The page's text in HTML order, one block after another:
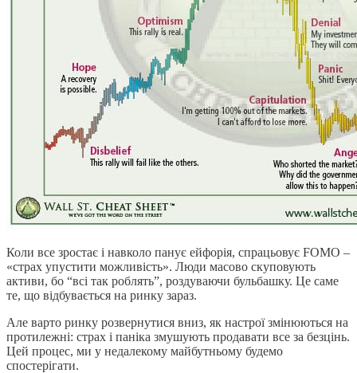
Коли все зростає і навколо панує ейфорія, спрацьовує FOMO –
«страх упустити можливість». Люди масово скуповують
активи, бо “всі так роблять”, роздуваючи бульбашку. Це саме
те, що відбувається на ринку зараз.
Але варто ринку розвернутися вниз, як настрої змінюються на
протилежні: страх і паніка змушують продавати все за безцінь.
Цей процес, ми у недалекому майбутньому будемо
спостерігати.